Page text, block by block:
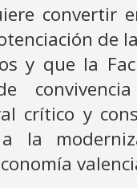
convertir
de
y que la
convivencia
crítico y
la